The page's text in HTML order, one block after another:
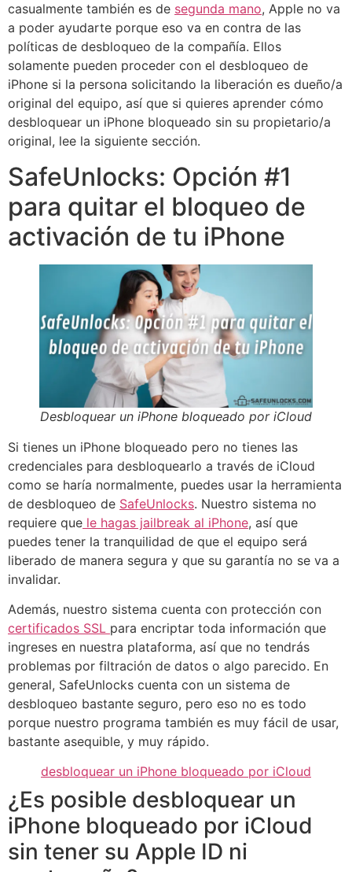
casualmente también es de segunda mano, Apple no va
a poder ayudarte porque eso va en contra de las
políticas de desbloqueo de la compañía. Ellos
solamente pueden proceder con el desbloqueo de
iPhone si la persona solicitando la liberación es dueño/a
original del equipo, así que si quieres aprender cómo
desbloquear un iPhone bloqueado sin su propietario/a
original, lee la siguiente sección.
SafeUnlocks: Opción #1
para quitar el bloqueo de
activación de tu iPhone
Desbloquear un iPhone bloqueado por iCloud
Si tienes un iPhone bloqueado pero no tienes las
credenciales para desbloquearlo a través de iCloud
como se haría normalmente, puedes usar la herramienta
de desbloqueo de SafeUnlocks. Nuestro sistema no
requiere que le hagas jailbreak al iPhone, así que
puedes tener la tranquilidad de que el equipo será
liberado de manera segura y que su garantía no se va a
invalidar.
Además, nuestro sistema cuenta con protección con
certificados SSL para encriptar toda información que
ingreses en nuestra plataforma, así que no tendrás
problemas por filtración de datos o algo parecido. En
general, SafeUnlocks cuenta con un sistema de
desbloqueo bastante seguro, pero eso no es todo
porque nuestro programa también es muy fácil de usar,
bastante asequible, y muy rápido.
desbloquear un iPhone bloqueado por iCloud
¿Es posible desbloquear un
iPhone bloqueado por iCloud
sin tener su Apple ID ni